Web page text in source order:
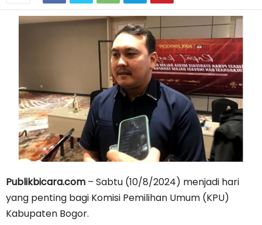
Publikbicara.com – Sabtu (10/8/2024) menjadi hari
yang penting bagi Komisi Pemilihan Umum (KPU)
Kabupaten Bogor.